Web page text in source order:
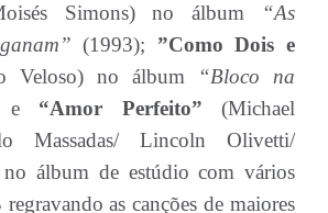
Simons) no álbum “As
(1993); ”Como Dois e
Veloso) no álbum “Bloco na
e “Amor Perfeito”(Michael
Massadas/ Lincoln Olivetti/
no álbum de estúdio com vários
as canções de maiores